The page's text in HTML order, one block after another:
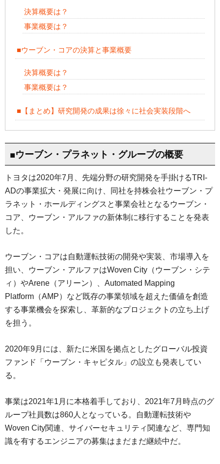
決算概要は？
事業概要は？
■ウーブン・コアの決算と事業概要
決算概要は？
事業概要は？
■【まとめ】研究開発の成果は徐々に社会実装段階へ
■ウーブン・プラネット・グループの概要
トヨタは2020年7月、先端分野の研究開発を手掛けるTRI-
ADの事業拡大・発展に向け、同社を持株会社ウーブン・プ
ラネット・ホールディングスと事業会社となるウーブン・
コア、ウーブン・アルファの新体制に移行することを発表
した。
ウーブン・コアは自動運転技術の開発や実装、市場導入を
担い、ウーブン・アルファはWoven City（ウーブン・シテ
ィ）やArene（アリーン）、Automated Mapping
Platform（AMP）など既存の事業領域を超えた価値を創造
する事業機会を探索し、革新的なプロジェクトの立ち上げ
を担う。
2020年9月には、新たに米国を拠点としたグローバル投資
ファンド「ウーブン・キャピタル」の設立も発表してい
る。
事業は2021年1月に本格着手しており、2021年7月時点のグ
ループ社員数は860人となっている。自動運転技術や
Woven City関連、サイバーセキュリティ関連など、専門知
識を有するエンジニアの募集はまだまだ継続中だ。